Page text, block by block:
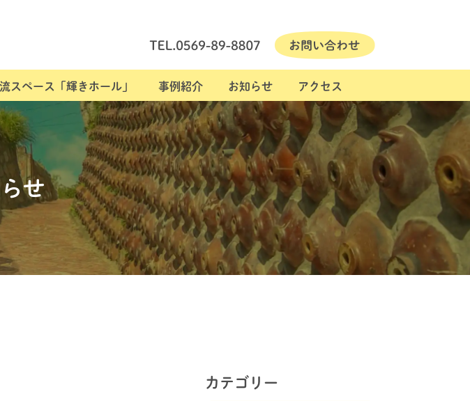
スペース「輝きホール」 事例紹介 お知らせ アクセス
せ
カテゴリー